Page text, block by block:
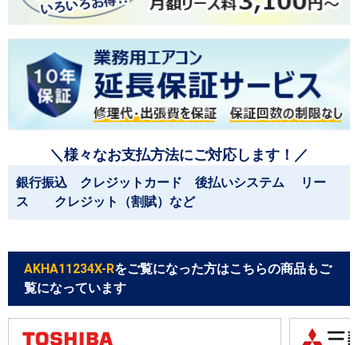
＼様々なお支払方法にご対応します！／
銀行振込 クレジットカード 後払いシステム リー
ス クレジット（割賦）など
AKHA11234X-Rをご覧になった方はこちらの商品もご
覧になっています